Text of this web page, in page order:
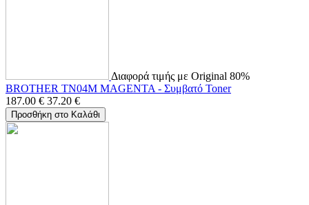
Διαφορά τιμής με Original 80%
BROTHER TN04M MAGENTA - Συμβατό Toner
187.00 € 37.20 €
Προσθήκη στο Καλάθι